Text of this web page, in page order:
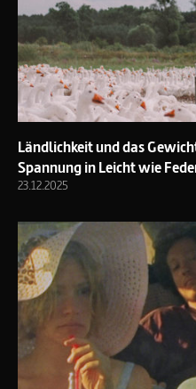
Ländlichkeit und das
Spannung in Leicht wie
23.12.2025